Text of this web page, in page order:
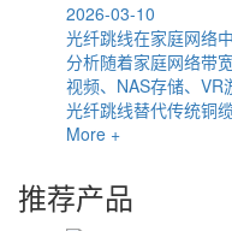
2026-03-10
光纤跳线在家庭网络
分析随着家庭网络带
视频、NAS存储、VR
光纤跳线替代传统铜
More +
推荐产品